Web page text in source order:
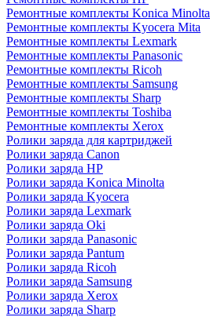
Ремонтные комплекты Konica Minolta
Ремонтные комплекты Kyocera Mita
Ремонтные комплекты Lexmark
Ремонтные комплекты Panasonic
Ремонтные комплекты Ricoh
Ремонтные комплекты Samsung
Ремонтные комплекты Sharp
Ремонтные комплекты Toshiba
Ремонтные комплекты Xerox
Ролики заряда для картриджей
Ролики заряда Canon
Ролики заряда HP
Ролики заряда Konica Minolta
Ролики заряда Kyocera
Ролики заряда Lexmark
Ролики заряда Oki
Ролики заряда Panasonic
Ролики заряда Pantum
Ролики заряда Ricoh
Ролики заряда Samsung
Ролики заряда Xerox
Ролики заряда Sharp